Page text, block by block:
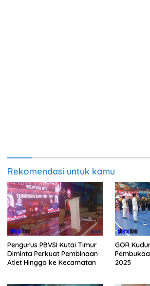
Rekomendasi untuk kamu
Pengurus PBVSI Kutai Timur
Diminta Perkuat Pembinaan
Atlet Hingga ke Kecamatan
GOR
2025